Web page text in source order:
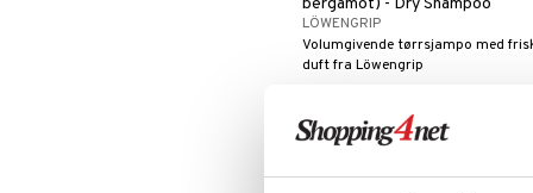
LÖWENGRIP
Volumgivende tørrsjampo med
duft fra Löwengrip